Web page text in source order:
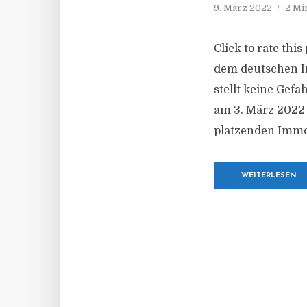
9. März 2022 2
Click to rate this
dem deutschen
stellt keine
am 3. März
platzenden
WEITERLESEN